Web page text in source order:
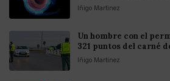
Iñigo Martinez
Un hombre con el
321 puntos del carné
Iñigo Martinez